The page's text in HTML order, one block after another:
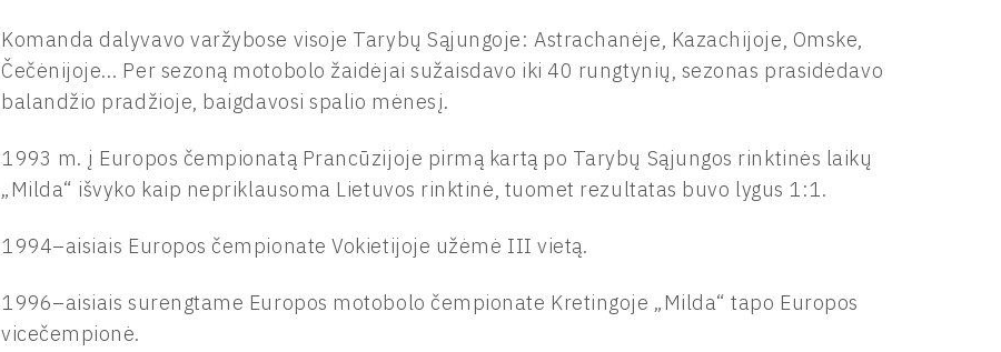
Komanda dalyvavo varžybose visoje Tarybų Sąjungoje: Astrachanėje, Kazachijoje, Omske,
Čečėnijoje… Per sezoną motobolo žaidėjai sužaisdavo iki 40 rungtynių, sezonas prasidėdavo
balandžio pradžioje, baigdavosi spalio mėnesį.
1993 m. į Europos čempionatą Prancūzijoje pirmą kartą po Tarybų Sąjungos rinktinės laikų
„Milda“ išvyko kaip nepriklausoma Lietuvos rinktinė, tuomet rezultatas buvo lygus 1:1.
1994–aisiais Europos čempionate Vokietijoje užėmė III vietą.
1996–aisiais surengtame Europos motobolo čempionate Kretingoje „Milda“ tapo Europos
vicečempionė.